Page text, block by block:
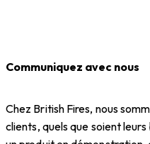
Communiquez avec nous
Chez British Fires, nous
clients, quels que soient